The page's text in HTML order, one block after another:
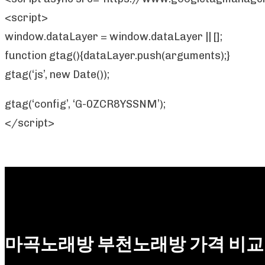
<script>
window.dataLayer = window.dataLayer || [];
function gtag(){dataLayer.push(arguments);}
gtag(‘js’, new Date());
gtag(‘config’, ‘G-0ZCR8YSSNM’);
</script>
마곡노래방 부천노래방 가격 비